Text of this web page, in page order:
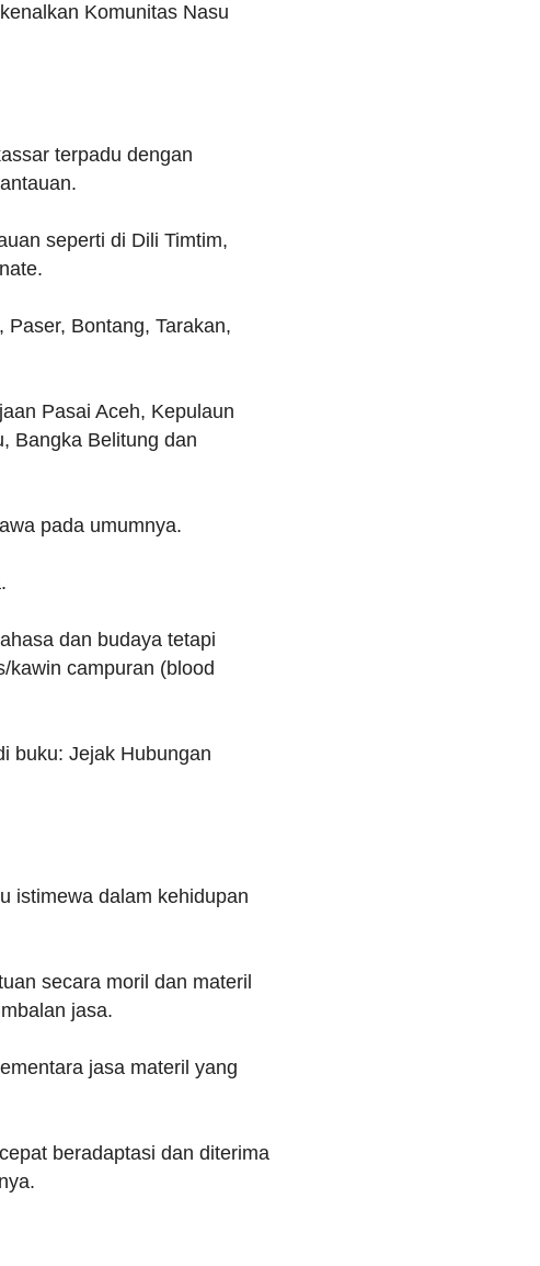
Komunitas Nasu
terpadu dengan
seperti di Dili Timtim,
Bontang, Tarakan,
Pasai Aceh, Kepulaun
Bangka Belitung dan
pada umumnya.
dan budaya tetapi
kawin campuran (blood
buku: Jejak Hubungan
istimewa dalam kehidupan
secara moril dan materil
jasa.
jasa materil yang
beradaptasi dan diterima